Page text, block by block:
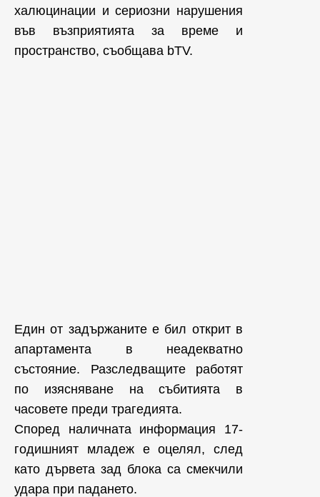
халюцинации и сериозни нарушения
във възприятията за време и
пространство, съобщава bTV.
Един от задържаните е бил открит в
апартамента в неадекватно
състояние. Разследващите работят
по изясняване на събитията в
часовете преди трагедията.
Според наличната информация 17-
годишният младеж е оцелял, след
като дървета зад блока са смекчили
удара при падането.